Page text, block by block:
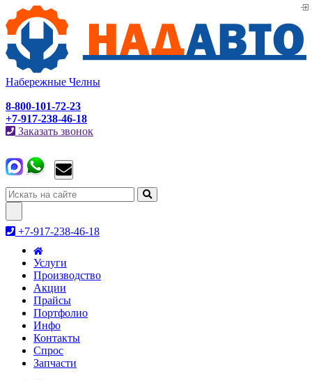
Набережные Челны
8-800-101-72-23
+7-917-238-46-18
Заказать звонок
Toggle
navigation
+7-917-238-46-18
Услуги
Производство
Акции
Прайсы
Портфолио
Инфо
Контакты
Спрос
Запчасти